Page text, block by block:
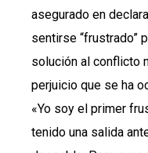
asegurado en
sentirse “frustrado”
solución al conflicto
perjuicio que se ha
«Yo soy el primer
tenido una salida